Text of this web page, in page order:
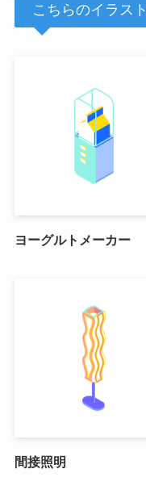
こちらのイラス
ヨーグルトメーカー
間接照明